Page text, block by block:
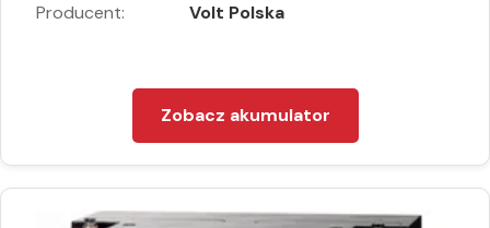
Producent: Volt Polska
Zobacz akumulator